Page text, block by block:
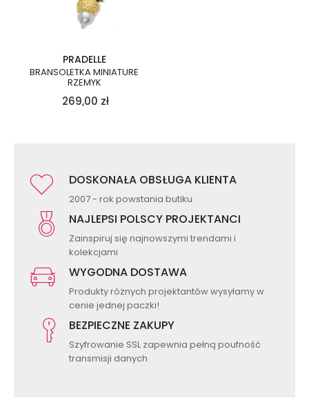
PRADELLE
BRANSOLETKA MINIATURE
RZEMYK
269,00 zł
DOSKONAŁA OBSŁUGA KLIENTA
2007 - rok powstania butiku
NAJLEPSI POLSCY PROJEKTANCI
Zainspiruj się najnowszymi trendami i
kolekcjami
WYGODNA DOSTAWA
Produkty różnych projektantów wysyłamy w
cenie jednej paczki!
BEZPIECZNE ZAKUPY
Szyfrowanie SSL zapewnia pełną poufność
transmisji danych